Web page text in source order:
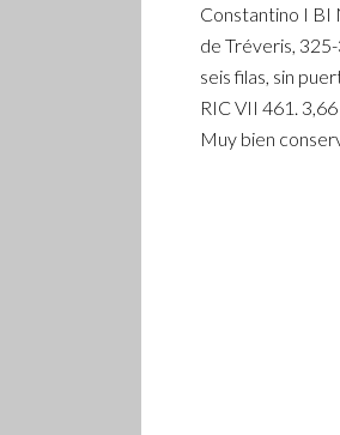
Constantino I BI
de Tréveris,
seis filas, sin
RIC VII 461.
Muy bien